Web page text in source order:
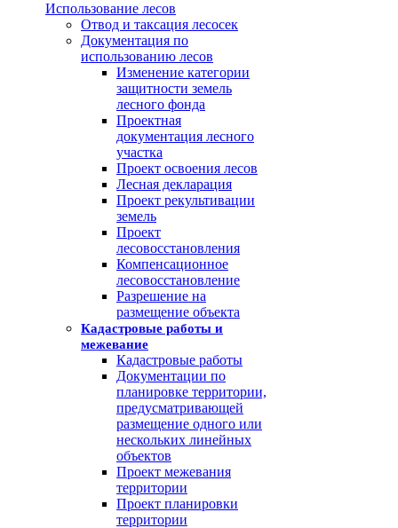
Использование лесов
Отвод и таксация лесосек
Документация по
использованию лесов
Изменение категории
защитности земель
лесного фонда
Проектная
документация лесного
участка
Проект освоения лесов
Лесная декларация
Проект рекультивации
земель
Проект
лесовосстановления
Компенсационное
лесовосстановление
Разрешение на
размещение объекта
Кадастровые работы и
межевание
Кадастровые работы
Документации по
планировке территории,
предусматривающей
размещение одного или
нескольких линейных
объектов
Проект межевания
территории
Проект планировки
территории